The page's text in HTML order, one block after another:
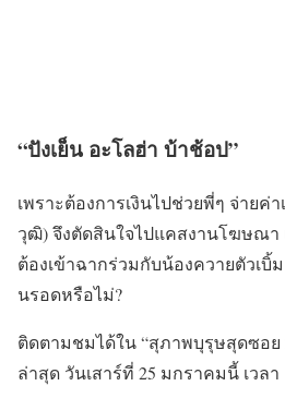
“ปังเย็น อะโลฮ่า บ้าช้อป”
เพราะต้องการเงินไปช่วยพี่ๆ จ่ายค่
วุฒิ) จึงตัดสินใจไปแคสงานโฆษณา
ต้องเข้าฉากร่วมกับน้องควายตัวเบิ้
นรอดหรือไม่?
ติดตามชมได้ใน “สุภาพบุรุษสุดซอย
ล่าสุด วันเสาร์ที่ 25 มกราคมนี้ เวล